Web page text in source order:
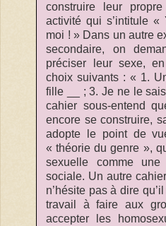
construire leur
activité qui s’intitule
moi ! » Dans un autre
secondaire, on
préciser leur sexe,
choix suivants : « 1.
fille __ ; 3. Je ne le
cahier sous-entend
encore se construire,
adopte le point de
« théorie du genre »,
sexuelle comme une
sociale. Un autre
n’hésite pas à dire
travail à faire aux
accepter les